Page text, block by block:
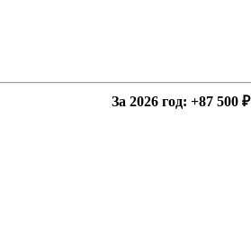
За 2026 год: +87 500 ₽